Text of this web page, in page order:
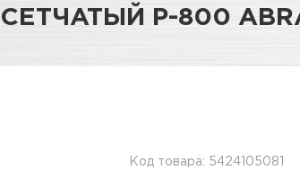
P-800
Код товара: 5424105081